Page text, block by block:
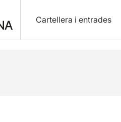
Cartellera i entrades